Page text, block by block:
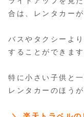
合は、レンタカー
バスやタクシーよ
することができます
特に小さい子供と
レンタカーのほう